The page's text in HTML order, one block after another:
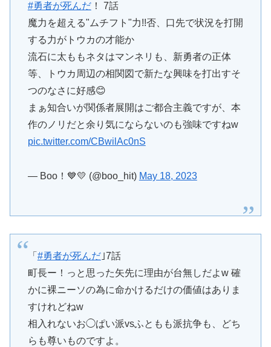
#勇者が死んだ！ 7話
魔力を超える"ムチフト"力!!否、口先で状況を打開
する力がトウカの才能か
流石に太ももネタはマンネリも、新勇者の正体
等、トウカ周辺の相関図で新たな興味を打出すそ
つのなさに好感😊
まぁ知合いが関係者展開はご都合主義ですが、本
作のノリだと余り気にならないのも強味ですねw
pic.twitter.com/CBwilAc0nS
— Boo！💙💛 (@boo_hit) May 18, 2023
「 #勇者が死んだ｣7話
町長ー！っと思った矢先に理由が台無しだよw 確
かに裸ニーソの為に命かけるだけの価値はありま
すけれどねw
相入れないお◯ぱい派vsふともも派抗争も、どち
らも尊いものですよ。